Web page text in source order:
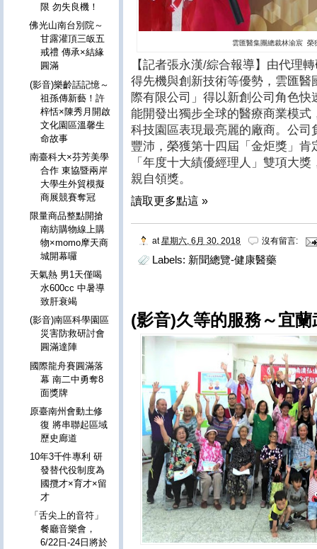
雲匯醫集團總裁林渝宸 榮
【記者張永漢/綜合報導】 由代理
得先機與創新技術等優勢，雲匯
際有限公司」得以新創公司角色
能開發出獨步全球的醫療商業模
科技園區表現最亮麗的廠商。公
豐沛，榮獲第十四屆「金炬獎」
「年度十大績優經理人」雙項大獎
親自領獎。
讀取更多點這 »
at星期六, 6月 30, 2018 沒有留言:
Labels: 新聞總覽-健康醫藥
(影音)久等的服務～宜
限 勿失良機！
佛光山南台別院～
甘露灌頂三皈五
戒禮 傳承×結緣
圓滿
(影音)樂齡話記憶～
祖孫傳新藝！許
梓恬×陳秀月開啟
文化園區溫馨生
命故事
南臺科大×芬芳美學
合作 東協暨兩岸
大學生外貿模擬
商展競賽奪冠
限量商品整點開搶
南紡購物線上購
物×momo摩天商
城開幕囉
天氣熱 男1天僅喝
水600cc 中暑導
致肝衰竭
(影音)南區科學園區
災害防救研討會
圓滿達陣
國際龍舟賽圓滿落
幕 南二中勇奪8
面獎牌
原臺南州會動土修
復 將串聯起區域
歷史廊道
10年3千件專利 研
發替代役制度為
國攬才×育才×留
才
「舌尖上的音符」
餐廳音樂會，
6/22日-24日將於